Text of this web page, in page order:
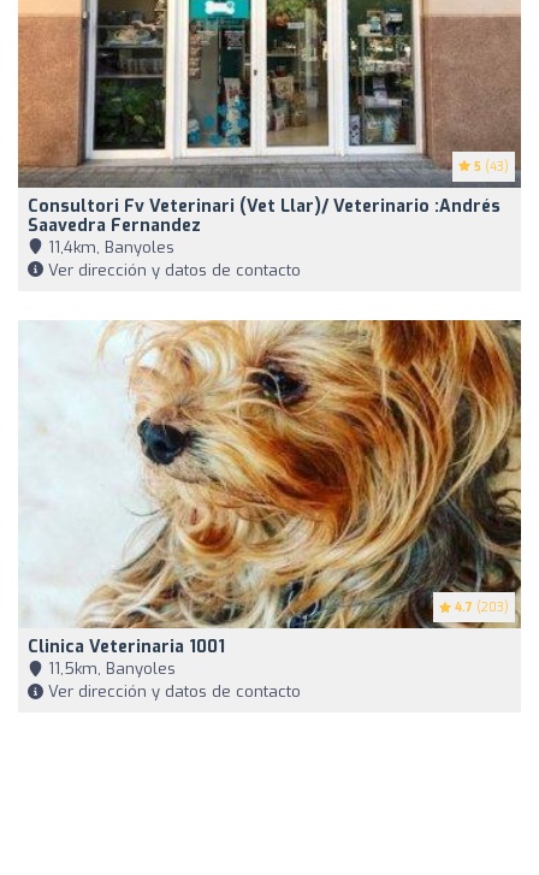
5 (43)
Consultori Fv Veterinari (Vet Llar)/ Veterinario :Andrés
Saavedra Fernandez
11,4km, Banyoles
Ver dirección y datos de contacto
4.7 (203)
Clinica Veterinaria 1001
11,5km, Banyoles
Ver dirección y datos de contacto